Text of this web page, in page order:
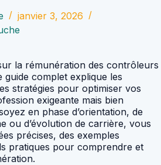
janvier 3, 2026
la rémunération des contrôleurs
guide complet explique les
stratégies pour optimiser vos
exigeante mais bien
en phase d’orientation, de
ou d’évolution de carrière, vous
précises, des exemples
pratiques pour comprendre et